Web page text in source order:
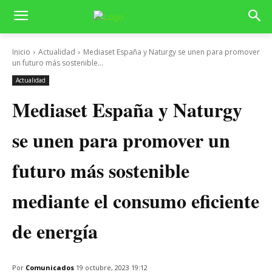
Inicio Actualidad
Mediaset España y Naturgy se unen para promover
un futuro más sostenible...
Actualidad
Mediaset España y Naturgy
se unen para promover un
futuro más sostenible
mediante el consumo eficiente
de energía
Por Comunicados 19 octubre, 2023 19:12